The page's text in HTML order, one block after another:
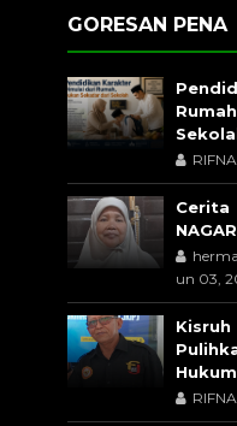
GORESAN PENA
un 03,
Hukum